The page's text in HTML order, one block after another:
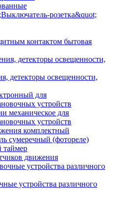
розетка&quot;
контактом бытовая
детекторы освещенности,
для
устройств
механическое для
устройств
комплектный
сумеречный (фотореле)
таймер
движения
устройства различного